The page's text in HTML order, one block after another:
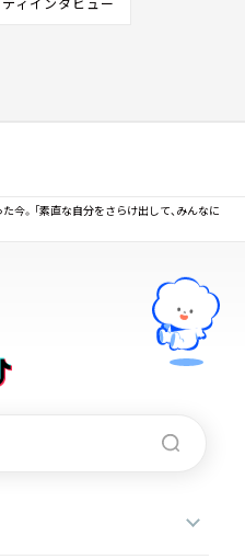
今。「素直な自分をさらけ出して、みんなに